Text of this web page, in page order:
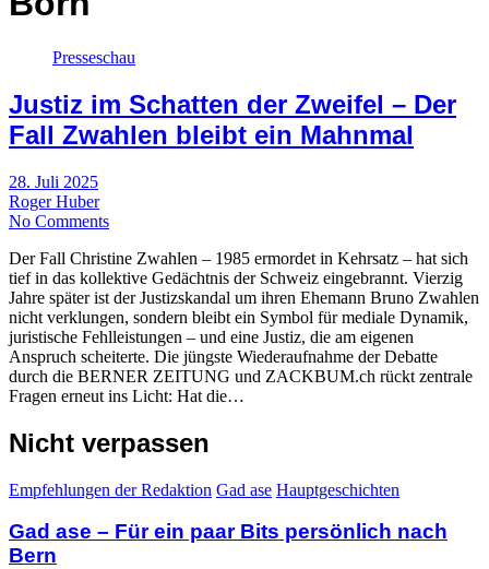
Presseschau
Justiz im Schatten der Zweifel – Der
Fall Zwahlen bleibt ein Mahnmal
28. Juli 2025
Roger Huber
No Comments
Der Fall Christine Zwahlen – 1985 ermordet in Kehrsatz – hat sich
tief in das kollektive Gedächtnis der Schweiz eingebrannt. Vierzig
Jahre später ist der Justizskandal um ihren Ehemann Bruno Zwahlen
nicht verklungen, sondern bleibt ein Symbol für mediale Dynamik,
juristische Fehlleistungen – und eine Justiz, die am eigenen
Anspruch scheiterte. Die jüngste Wiederaufnahme der Debatte
durch die BERNER ZEITUNG und ZACKBUM.ch rückt zentrale
Fragen erneut ins Licht: Hat die…
Nicht verpassen
Empfehlungen der Redaktion Gad ase Hauptgeschichten
Gad ase – Für ein paar Bits persönlich nach
Bern